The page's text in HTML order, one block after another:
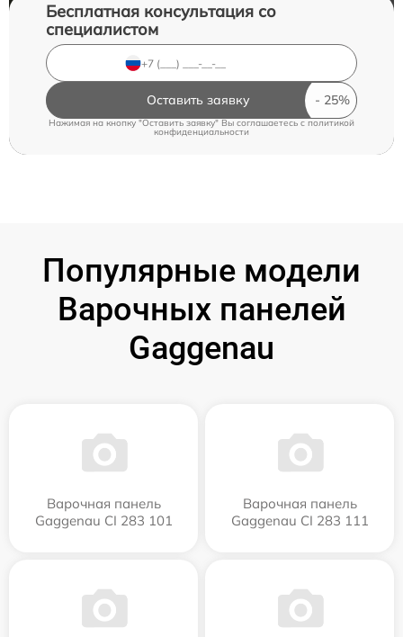
Бесплатная консультация со
специалистом
Оставить заявку
Нажимая на кнопку "Оставить заявку" Вы соглашаетесь c политикой
конфиденциальности
Популярные модели
Варочных панелей
Gaggenau
Варочная панель
Gaggenau CI 283 101
Варочная панель
Gaggenau CI 283 111